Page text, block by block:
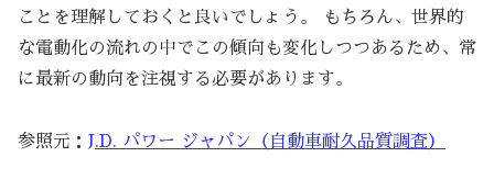
ことを理解しておくと良いでしょう。 もちろん、世界的
な電動化の流れの中でこの傾向も変化しつつあるため、常
に最新の動向を注視する必要があります。
参照元： J.D. パワー ジャパン（自動車耐久品質調査）